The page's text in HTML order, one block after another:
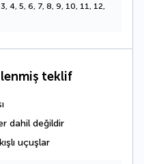
3, 4, 5, 6, 7, 8, 9, 10, 11, 12,
teklif
dahil değildir
uçuşlar